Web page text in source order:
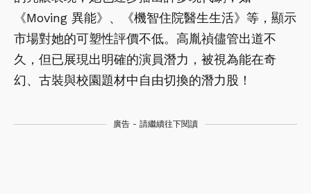
《Moving 異能》、《機智住院醫生生活》等，顯示
市場對她的可塑性評價不低。高胤禎儘管出道不
久，但已展現出明確的演員潛力，被視為能在奇
幻、古裝與校園題材中自由切換的潛力股！
廣告 - 請繼續往下閱讀